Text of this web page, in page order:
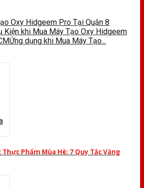
Oxy Hidgeem Pro Tại Quận 8
Kiện khi Mua Máy Tạo Oxy Hidgeem
dụng khi Mua Máy Tạo...
Phẩm Mùa Hè: 7 Quy Tắc Vàng